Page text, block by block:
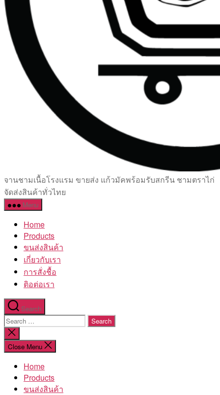
เซรามิค
ครบ
ครัน
โรงงาน
จานชามเนื้อโรงแรม ขายส่ง แก้วมัคพร้อมรับสกรีน ชามตราไก่
จัดส่งสินค้าทั่วไทย
Menu
Home
Products
ขนส่งสินค้า
เกี่ยวกับเรา
การสั่งชื้อ
ติอต่อเรา
Search
Search
for:
Close
search
Close Menu
Home
Products
ขนส่งสินค้า